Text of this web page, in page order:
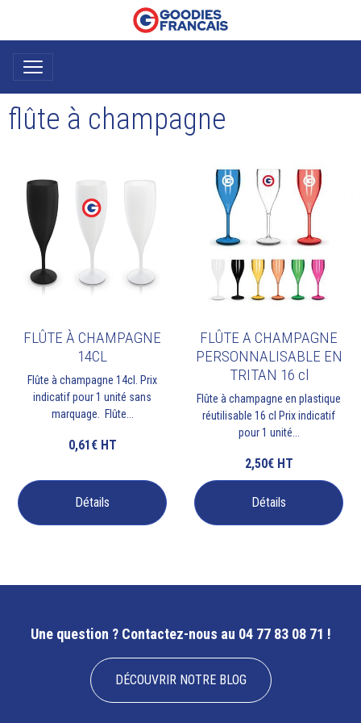
flûte à champagne
FLÛTE À CHAMPAGNE
14CL
Flûte à champagne 14cl. Prix
indicatif pour 1 unité sans
marquage. Flûte...
0,61€ HT
Détails
FLÛTE A CHAMPAGNE
PERSONNALISABLE EN
TRITAN 16 cl
Flûte à champagne en plastique
réutilisable 16 cl Prix indicatif
pour 1 unité...
2,50€ HT
Détails
Une question ? Contactez-nous au 04 77 83 08 71 !
DÉCOUVRIR NOTRE BLOG